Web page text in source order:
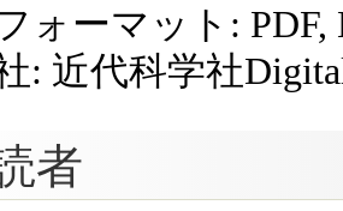
ォーマット: PDF,
: 近代科学社
者